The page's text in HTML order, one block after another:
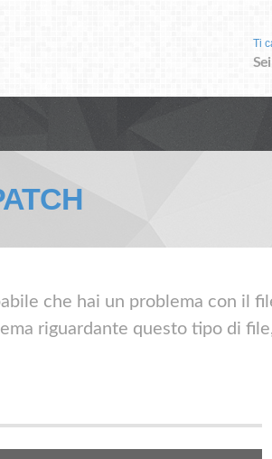
Ti
che hai un problema con il
riguardante questo tipo di